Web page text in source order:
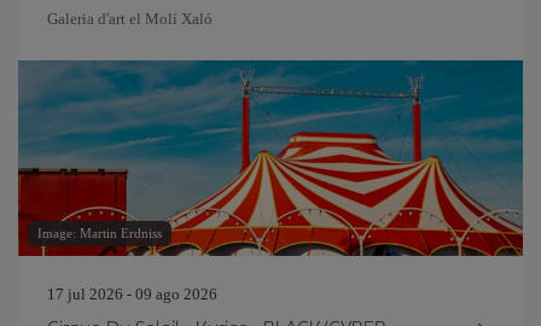
Galeria d'art el Molí Xaló
Image: Martin Erdniss
17 jul 2026 - 09 ago 2026